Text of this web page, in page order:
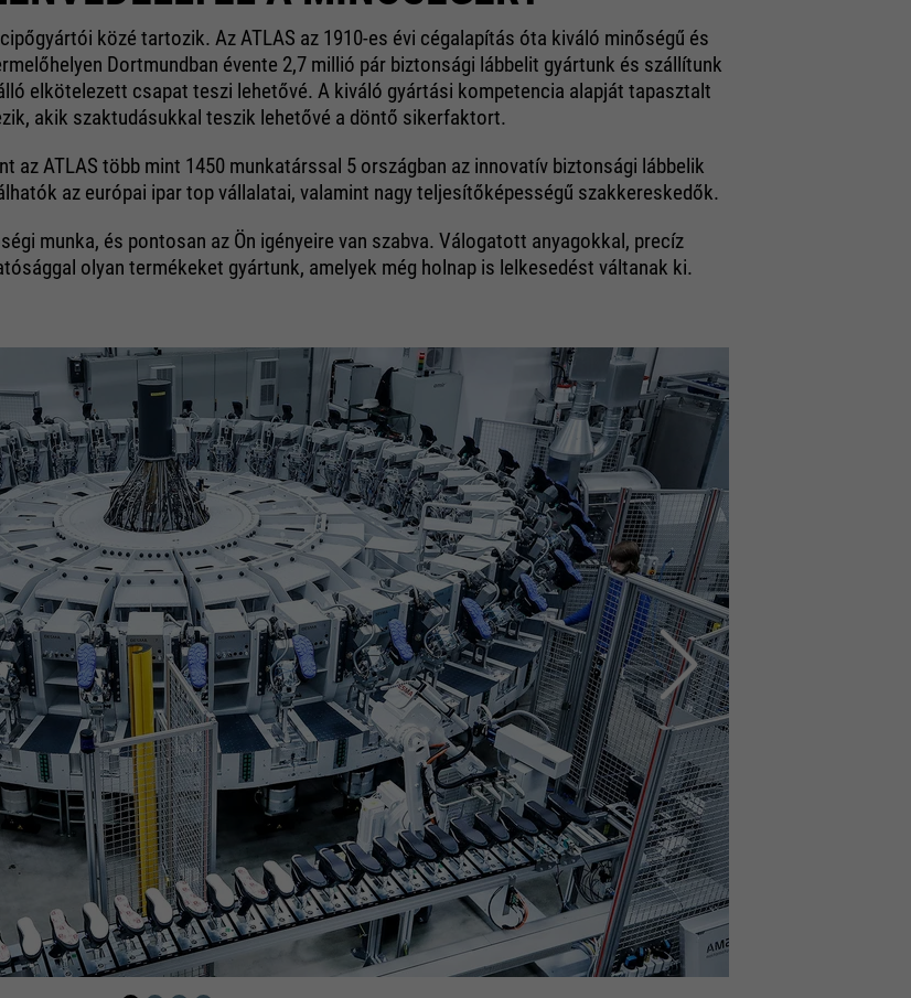
közé tartozik. Az ATLAS az 1910-es évi cégalapítás óta kiváló minőségű és
Dortmundban évente 2,7 millió pár biztonsági lábbelit gyártunk és szállítunk
elkötelezett csapat teszi lehetővé. A kiváló gyártási kompetencia alapját tapasztalt
akik szaktudásukkal teszik lehetővé a döntő sikerfaktort.
az ATLAS több mint 1450 munkatárssal 5 országban az innovatív biztonsági lábbelik
az európai ipar top vállalatai, valamint nagy teljesítőképességű szakkereskedők.
munka, és pontosan az Ön igényeire van szabva. Válogatott anyagokkal, precíz
olyan termékeket gyártunk, amelyek még holnap is lelkesedést váltanak ki.